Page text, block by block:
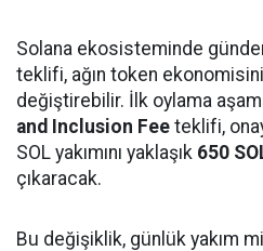
Solana ekosisteminde
teklifi, ağın token
değiştirebilir. İlk oylama
and Inclusion Fee teklifi,
SOL yakımını yaklaşık 650
çıkaracak.
Bu değişiklik, günlük yakım